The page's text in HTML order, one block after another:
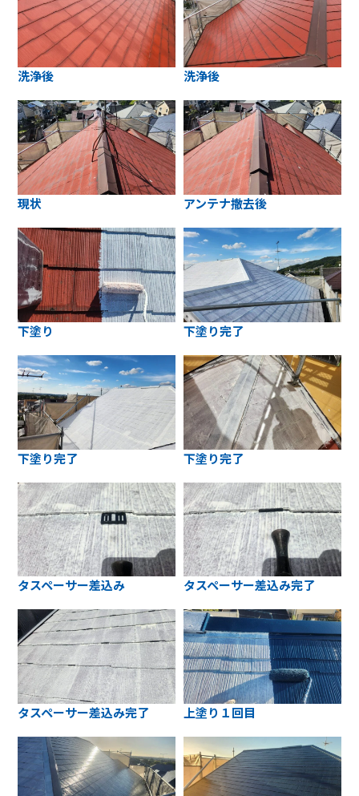
洗浄後 洗浄後
現状 アンテナ撤去後
下塗り 下塗り完了
下塗り完了 下塗り完了
タスペーサー差込み タスペーサー差込み完了
タスペーサー差込み完了 上塗り１回目